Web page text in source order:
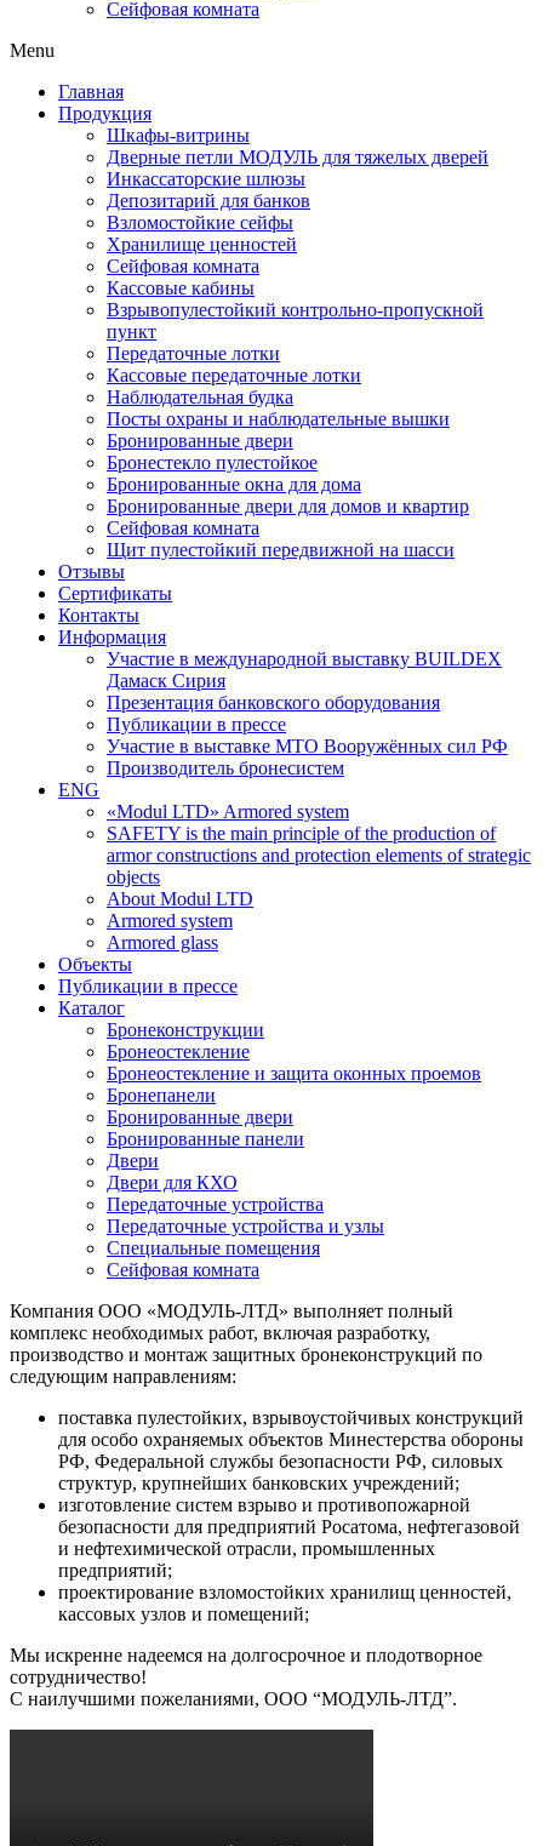
Сейфовая комната
Menu
Главная
Продукция
Шкафы-витрины
Дверные петли МОДУЛЬ для тяжелых дверей
Инкассаторские шлюзы
Депозитарий для банков
Взломостойкие сейфы
Хранилище ценностей
Сейфовая комната
Кассовые кабины
Взрывопулестойкий контрольно-пропускной
пункт
Передаточные лотки
Кассовые передаточные лотки
Наблюдательная будка
Посты охраны и наблюдательные вышки
Бронированные двери
Бронестекло пулестойкое
Бронированные окна для дома
Бронированные двери для домов и квартир
Сейфовая комната
Щит пулестойкий передвижной на шасси
Отзывы
Сертификаты
Контакты
Информация
Участие в международной выставку BUILDEX
Дамаск Сирия
Презентация банковского оборудования
Публикации в прессе
Участие в выставке МТО Вооружённых сил РФ
Производитель бронесистем
ENG
«Modul LTD» Armored system
SAFETY is the main principle of the production of
armor constructions and protection elements of strategic
objects
About Modul LTD
Armored system
Armored glass
Объекты
Публикации в прессе
Каталог
Бронеконструкции
Бронеостекление
Бронеостекление и защита оконных проемов
Бронепанели
Бронированные двери
Бронированные панели
Двери
Двери для КХО
Передаточные устройства
Передаточные устройства и узлы
Специальные помещения
Сейфовая комната
Компания ООО «МОДУЛЬ-ЛТД» выполняет полный
комплекс необходимых работ, включая разработку,
производство и монтаж защитных бронеконструкций по
следующим направлениям:
поставка пулестойких, взрывоустойчивых конструкций
для особо охраняемых объектов Минестерства обороны
РФ, Федеральной службы безопасности РФ, силовых
структур, крупнейших банковских учреждений;
изготовление систем взрыво и противопожарной
безопасности для предприятий Росатома, нефтегазовой
и нефтехимической отрасли, промышленных
предприятий;
проектирование взломостойких хранилищ ценностей,
кассовых узлов и помещений;
Мы искренне надеемся на долгосрочное и плодотворное
сотрудничество!
С наилучшими пожеланиями, ООО “МОДУЛЬ-ЛТД”.